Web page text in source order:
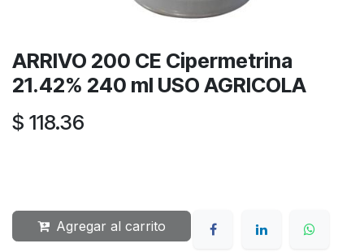
ARRIVO 200 CE Cipermetrina
21.42% 240 ml USO AGRICOLA
$ 118.36
Agregar al carrito